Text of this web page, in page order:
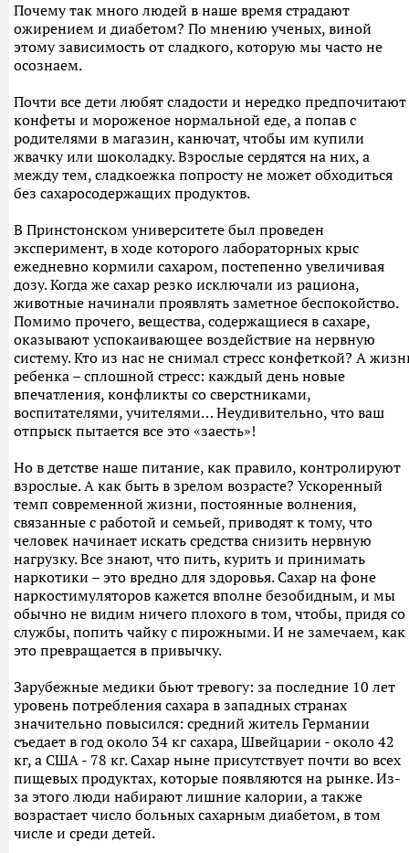
Почему так много людей в наше время страдают
ожирением и диабетом? По мнению ученых, виной
этому зависимость от сладкого, которую мы часто не
осознаем.
Почти все дети любят сладости и нередко предпочитают
конфеты и мороженое нормальной еде, а попав с
родителями в магазин, канючат, чтобы им купили
жвачку или шоколадку. Взрослые сердятся на них, а
между тем, сладкоежка попросту не может обходиться
без сахаросодержащих продуктов.
В Принстонском университете был проведен
эксперимент, в ходе которого лабораторных крыс
ежедневно кормили сахаром, постепенно увеличивая
дозу. Когда же сахар резко исключали из рациона,
животные начинали проявлять заметное беспокойство.
Помимо прочего, вещества, содержащиеся в сахаре,
оказывают успокаивающее воздействие на нервную
систему. Кто из нас не снимал стресс конфеткой? А
ребенка – сплошной стресс: каждый день новые
впечатления, конфликты со сверстниками,
воспитателями, учителями… Неудивительно, что ваш
отпрыск пытается все это «заесть»!
Но в детстве наше питание, как правило, контролируют
взрослые. А как быть в зрелом возрасте? Ускоренный
темп современной жизни, постоянные волнения,
связанные с работой и семьей, приводят к тому, что
человек начинает искать средства снизить нервную
нагрузку. Все знают, что пить, курить и принимать
наркотики – это вредно для здоровья. Сахар на фоне
наркостимуляторов кажется вполне безобидным, и мы
обычно не видим ничего плохого в том, чтобы, придя со
службы, попить чайку с пирожными. И не замечаем, как
это превращается в привычку.
Зарубежные медики бьют тревогу: за последние 10 лет
уровень потребления сахара в западных странах
значительно повысился: средний житель Германии
съедает в год около 34 кг сахара, Швейцарии - около 42
кг, а США - 78 кг. Сахар ныне присутствует почти во всех
пищевых продуктах, которые появляются на рынке. Из-
за этого люди набирают лишние калории, а также
возрастает число больных сахарным диабетом, в том
числе и среди детей.